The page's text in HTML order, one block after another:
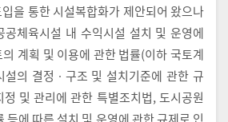
을 통한 시설복합화가 제안되어 왔으나
공체육시설 내 수익시설 설치 및 운영에
계획 및 이용에 관한 법률(이하 국토계
설의 결정ㆍ구조 및 설치기준에 관한 규
및 관리에 관한 특별조치법, 도시공원